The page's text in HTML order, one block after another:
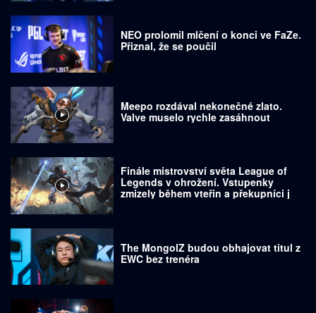
NEO prolomil mlčení o konci ve FaZe.
Přiznal, že se poučil
Meepo rozdával nekonečné zlato.
Valve muselo rychle zasáhnout
Finále mistrovství světa League of
Legends v ohrožení. Vstupenky
zmizely během vteřin a překupníci je
The MongolZ budou obhajovat titul z
EWC bez trenéra